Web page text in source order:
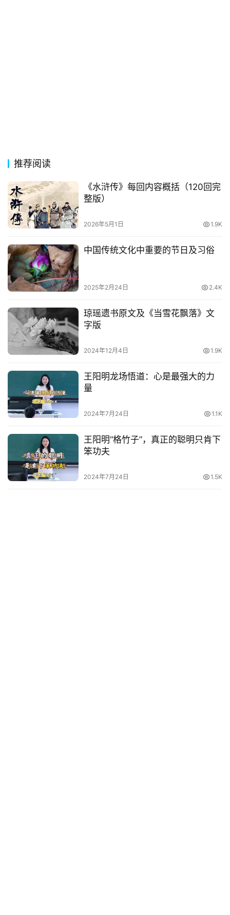
词
网
络
热
词
电
影
台
词
其
他
词
语
推荐阅读
《水浒传》每回内容概括（120回完
整版）
2026年5月1日 1.9K
中国传统文化中重要的节日及习俗
2025年2月24日 2.4K
琼瑶遗书原文及《当雪花飘落》文
字版
2024年12月4日 1.9K
王阳明龙场悟道：心是最强大的力
量
2024年7月24日 1.1K
王阳明“格竹子”，真正的聪明只肯下
笨功夫
2024年7月24日 1.5K